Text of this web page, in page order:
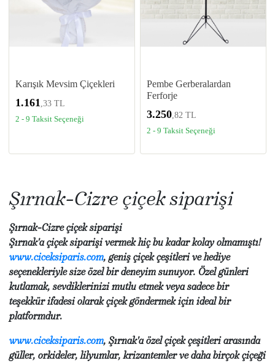
Karışık Mevsim Çiçekleri
1.161 ,33 TL
2 - 9 Taksit Seçeneği
Pembe Gerberalardan
Ferforje
3.250 ,82 TL
2 - 9 Taksit Seçeneği
Şırnak-Cizre çiçek siparişi
Şırnak-Cizre çiçek siparişi
Şırnak'a çiçek siparişi vermek hiç bu kadar kolay olmamıştı!
www.ciceksiparis.com, geniş çiçek çeşitleri ve hediye
seçenekleriyle size özel bir deneyim sunuyor. Özel günleri
kutlamak, sevdiklerinizi mutlu etmek veya sadece bir
teşekkür ifadesi olarak çiçek göndermek için ideal bir
platformdur.
www.ciceksiparis.com, Şırnak'a özel çiçek çeşitleri arasında
güller, orkideler, lilyumlar, krizantemler ve daha birçok çiçeği